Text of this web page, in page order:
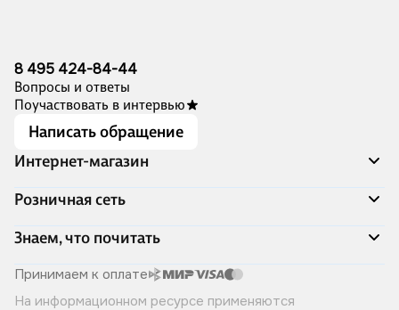
8 495 424-84-44
Вопросы и ответы
Поучаствовать в интервью
Написать обращение
Интернет-магазин
Акции
Доставка и оплата
Программа лояльности
Подарочные сертификаты
Правила продажи
Политика конфиденциальности
Розничная сеть
Адреса магазинов
О компании
Хотите у нас работать?
Знаем, что почитать
Скоро в продаже
Принимаем к оплате
На информационном ресурсе применяются